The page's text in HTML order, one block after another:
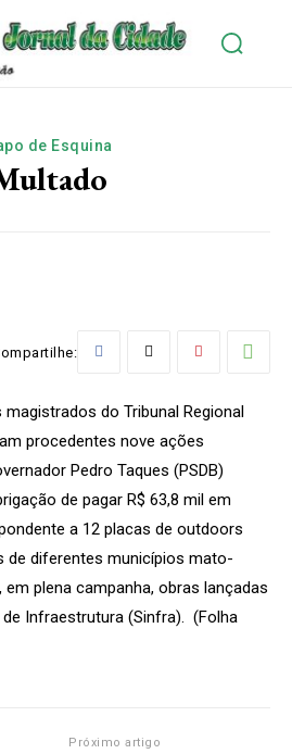
de Esquina
do Tribunal Regional
procedentes nove ações
Pedro Taques (PSDB)
de pagar R$ 63,8 mil em
a 12 placas de outdoors
de diferentes municípios mato-
plena campanha, obras lançadas
de Infraestrutura (Sinfra). (Folha
Próximo artigo